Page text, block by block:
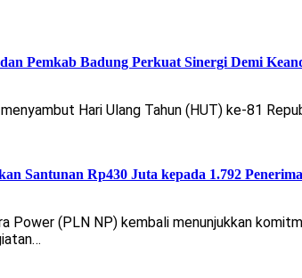
Pemkab Badung Perkuat Sinergi Demi
Hari Ulang Tahun (HUT) ke-81
Santunan Rp430 Juta kepada 1.792
Power (PLN NP) kembali menunjukkan